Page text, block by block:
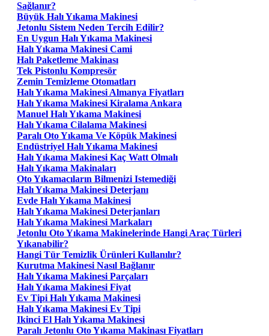
Sağlanır?
Büyük Halı Yıkama Makinesi
Jetonlu Sistem Neden Tercih Edilir?
En Uygun Halı Yıkama Makinesi
Halı Yıkama Makinesi Cami
Halı Paketleme Makinası
Tek Pistonlu Kompresör
Zemin Temizleme Otomatları
Halı Yıkama Makinesi Almanya Fiyatları
Halı Yıkama Makinesi Kiralama Ankara
Manuel Halı Yıkama Makinesi
Halı Yıkama Cilalama Makinesi
Paralı Oto Yıkama Ve Köpük Makinesi
Endüstriyel Halı Yıkama Makinesi
Halı Yıkama Makinesi Kaç Watt Olmalı
Halı Yıkama Makinaları
Oto Yıkamacıların Bilmenizi Istemediği
Halı Yıkama Makinesi Deterjanı
Evde Halı Yıkama Makinesi
Halı Yıkama Makinesi Deterjanları
Halı Yıkama Makinesi Markaları
Jetonlu Oto Yıkama Makinelerinde Hangi Araç Türleri
Yıkanabilir?
Hangi Tür Temizlik Ürünleri Kullanılır?
Kurutma Makinesi Nasıl Bağlanır
Halı Yıkama Makinesi Parçaları
Halı Yıkama Makinesi Fiyat
Ev Tipi Halı Yıkama Makinesi
Halı Yıkama Makinesi Ev Tipi
Ikinci El Halı Yıkama Makinesi
Paralı Jetonlu Oto Yıkama Makinası Fiyatları